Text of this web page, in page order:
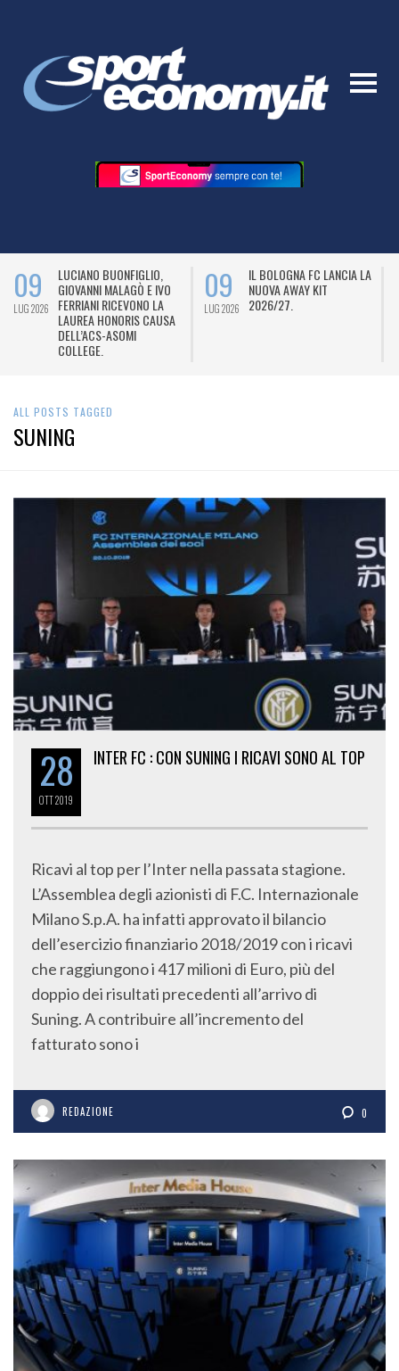
09
LUG 2026
LUCIANO BUONFIGLIO,
GIOVANNI MALAGÒ E IVO
FERRIANI RICEVONO LA
LAUREA HONORIS CAUSA
DELL’ACS-ASOMI
COLLEGE.
09
LUG 2026
IL BOLOGNA FC LANCIA LA
NUOVA AWAY KIT
2026/27.
ALL POSTS TAGGED
SUNING
28
OTT2019
INTER FC : CON SUNING I RICAVI SONO AL TOP
Ricavi al top per l’Inter nella passata stagione.
L’Assemblea degli azionisti di F.C. Internazionale
Milano S.p.A. ha infatti approvato il bilancio
dell’esercizio finanziario 2018/2019 con i ricavi
che raggiungono i 417 milioni di Euro, più del
doppio dei risultati precedenti all’arrivo di
Suning. A contribuire all’incremento del
fatturato sono i
REDAZIONE 0